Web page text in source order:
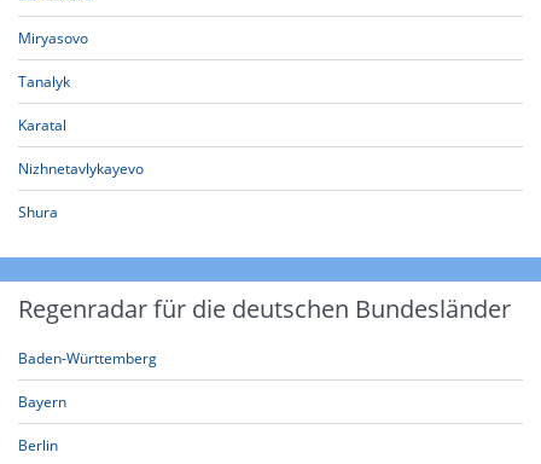
Miryasovo
Tanalyk
Karatal
Nizhnetavlykayevo
Shura
Regenradar für die deutschen Bundesländer
Baden-Württemberg
Bayern
Berlin